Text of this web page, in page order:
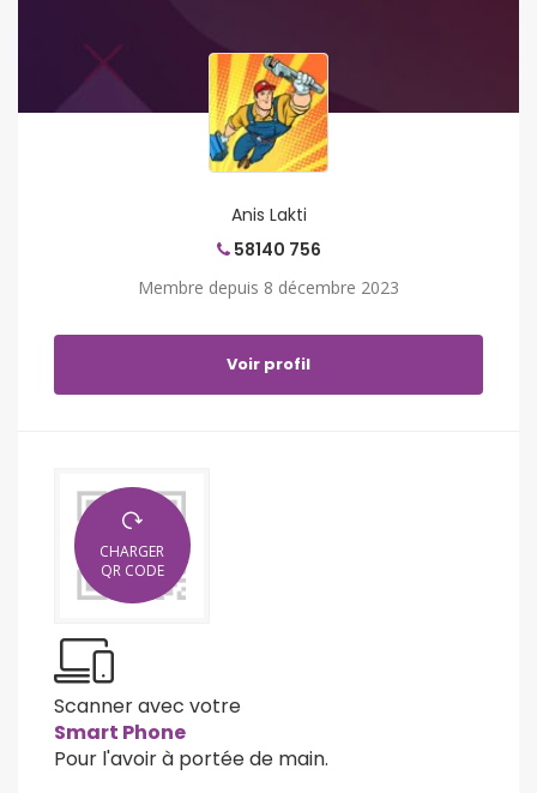
Anis Lakti
58140 756
Membre depuis 8 décembre 2023
Voir profil
CHARGER
QR CODE
Scanner avec votre
Smart Phone
Pour l'avoir à portée de main.